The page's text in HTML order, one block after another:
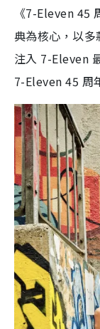
《7-Eleven 45
典為核心，以多
注入 7-Eleven
7-Eleven 45 周